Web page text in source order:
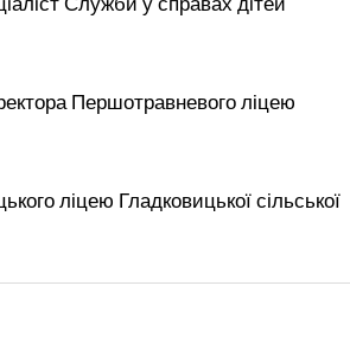
Першотравневого ліцею
ліцею Гладковицької сільської